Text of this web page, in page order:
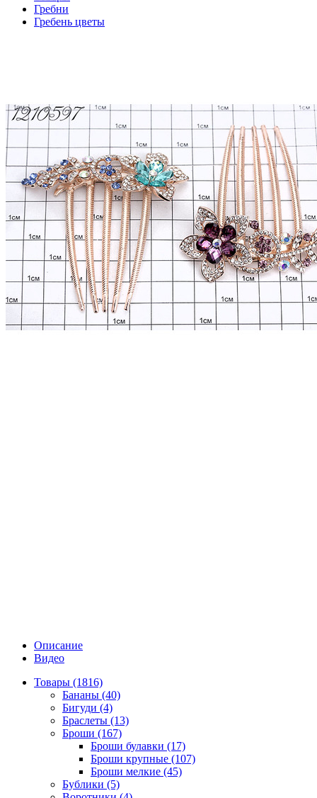
Гребни
Гребень цветы
Описание
Видео
Товары (1816)
Бананы (40)
Бигуди (4)
Браслеты (13)
Броши (167)
Броши булавки (17)
Броши крупные (107)
Броши мелкие (45)
Бублики (5)